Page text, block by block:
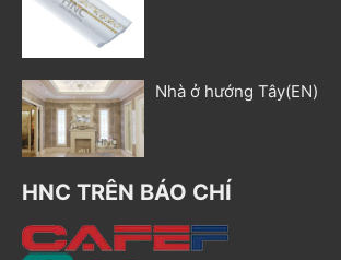
Nhà ở hướng Tây(EN)
HNC TRÊN BÁO CHÍ